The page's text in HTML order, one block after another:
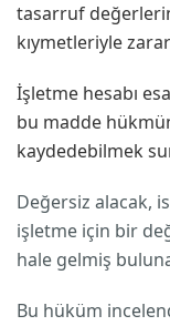
tasarruf
kıymetleriyle
İşletme hesabı
bu madde
kaydedebilmek
Değersiz alacak,
işletme için bir
hale gelmiş
Bu hüküm